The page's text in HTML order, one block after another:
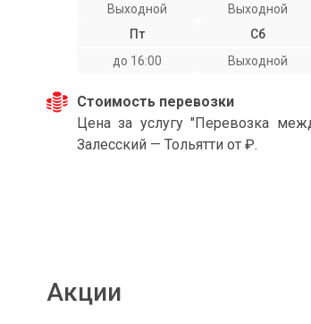
Выходной
Выходной
Пт
до 16:00
Сб
Выходной
Стоимость перевозки
Цена за услугу "Перевозка
Залесский — Тольятти от ₽.
Акции